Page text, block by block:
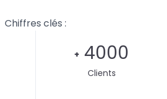
Chiffres clés :
+ 4000
Clients